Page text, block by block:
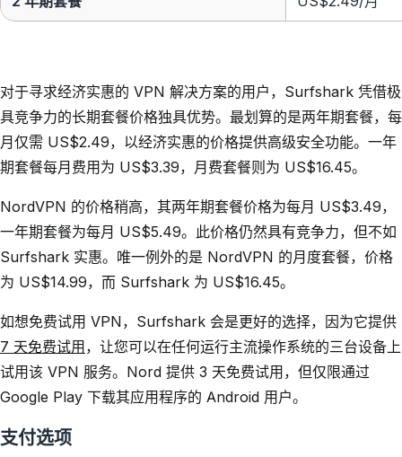
对于寻求经济实惠的 VPN 解决方案的用户，Surfshark 凭借极
具竞争力的长期套餐价格独具优势。最划算的是两年期套餐，每
月仅需 US$2.49，以经济实惠的价格提供高级安全功能。一年
期套餐每月费用为 US$3.39，月费套餐则为 US$16.45。
NordVPN 的价格稍高，其两年期套餐价格为每月 US$3.49，
一年期套餐为每月 US$5.49。此价格仍然具有竞争力，但不如
Surfshark 实惠。唯一例外的是 NordVPN 的月度套餐，价格
为 US$14.99，而 Surfshark 为 US$16.45。
如想免费试用 VPN，Surfshark 会是更好的选择，因为它提供
7 天免费试用 ，让您可以在任何运行主流操作系统的三台设备上
试用该 VPN 服务。Nord 提供 3 天免费试用，但仅限通过
Google Play 下载其应用程序的 Android 用户。
支付选项